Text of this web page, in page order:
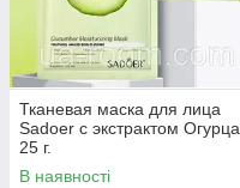
Тканевая маска для лица
Sadoer c экстрактом Огурца,
25 г.
В наявності